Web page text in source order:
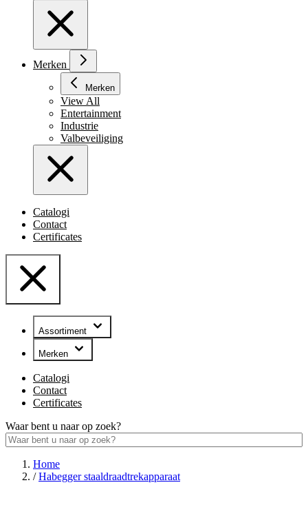
Merken
Merken
View All
Entertainment
Industrie
Valbeveiliging
Catalogi
Contact
Certificates
Assortiment
Merken
Catalogi
Contact
Certificates
Waar bent u naar op zoek?
Home
/ Habegger staaldraadtrekapparaat